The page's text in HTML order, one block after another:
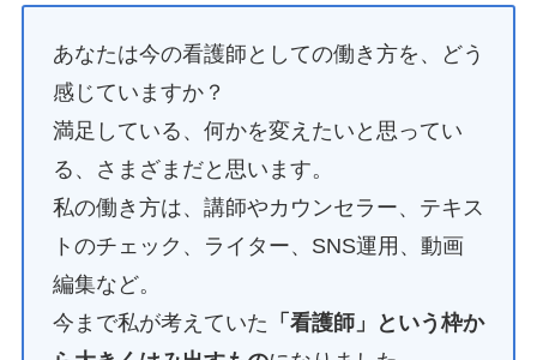
あなたは今の看護師としての働き方を、どう
感じていますか？
満足している、何かを変えたいと思ってい
る、さまざまだと思います。
私の働き方は、講師やカウンセラー、テキス
トのチェック、ライター、SNS運用、動画
編集など。
今まで私が考えていた 「看護師」という枠か